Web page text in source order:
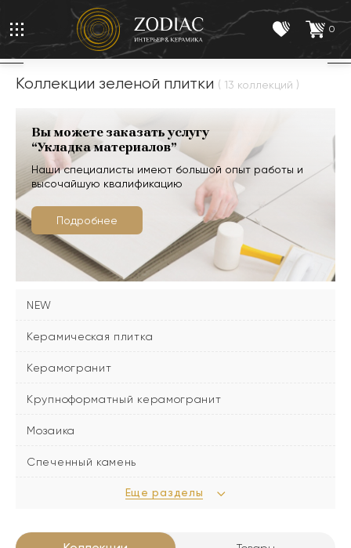
0
Коллекции зеленой плитки ( 13 коллекций )
Вы можете заказать услугу
“Укладка материалов”
Наши специалисты имеют большой опыт работы и
высочайшую квалификацию
Подробнее
NEW
Керамическая плитка
Керамогранит
Крупноформатный керамогранит
Мозаика
Спеченный камень
Еще разделы